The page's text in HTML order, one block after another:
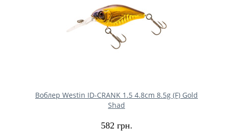
Воблер Westin ID-CRANK 1.5 4.8cm 8.5g (F) Gold
Shad
582 грн.